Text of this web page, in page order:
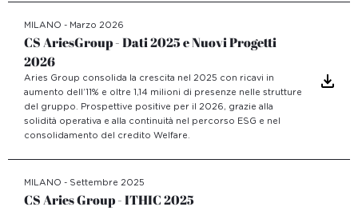
MILANO - Marzo 2026
CS AriesGroup - Dati 2025 e Nuovi Progetti
2026
Aries Group consolida la crescita nel 2025 con ricavi in
aumento dell’11% e oltre 1,14 milioni di presenze nelle strutture
del gruppo. Prospettive positive per il 2026, grazie alla
solidità operativa e alla continuità nel percorso ESG e nel
consolidamento del credito Welfare.
MILANO - Settembre 2025
CS Aries Group - ITHIC 2025